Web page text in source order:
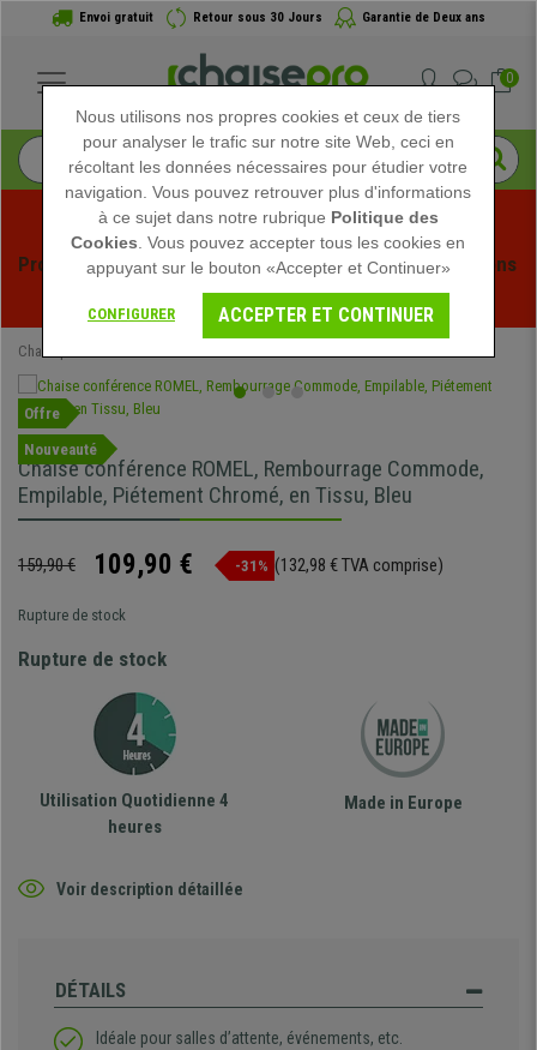
Envoi gratuit Retour sous 30 Jours Garantie de Deux ans
0
Profitez des soldes d'été chez Chaisepro ! Des réductions
exclusives pour une durée limitée - Voir l'offre
Chaisepro
Offre
Nouveauté
Chaise conférence ROMEL, Rembourrage Commode,
Empilable, Piétement Chromé, en Tissu, Bleu
159,90 € 109,90 € -31% (132,98 € TVA comprise)
Rupture de stock
Rupture de stock
Utilisation Quotidienne 4
heures
Made in Europe
Voir description détaillée
DÉTAILS
Idéale pour salles d’attente, événements, etc.
Nous utilisons nos propres cookies et ceux de tiers
pour analyser le trafic sur notre site Web, ceci en
récoltant les données nécessaires pour étudier votre
navigation. Vous pouvez retrouver plus d'informations
à ce sujet dans notre rubrique Politique des
Cookies . Vous pouvez accepter tous les cookies en
appuyant sur le bouton «Accepter et Continuer»
CONFIGURER ACCEPTER ET CONTINUER